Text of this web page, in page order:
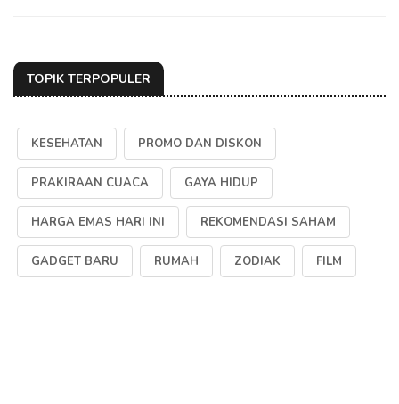
TOPIK TERPOPULER
KESEHATAN PROMO DAN DISKON
PRAKIRAAN CUACA GAYA HIDUP
HARGA EMAS HARI INI REKOMENDASI SAHAM
GADGET BARU RUMAH ZODIAK FILM